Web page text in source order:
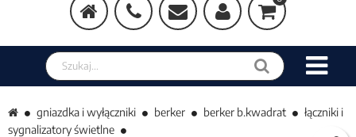
Szukaj w sklepie
gniazdka i wyłączniki berker berker b.kwadrat
łączniki i
sygnalizatory świetlne